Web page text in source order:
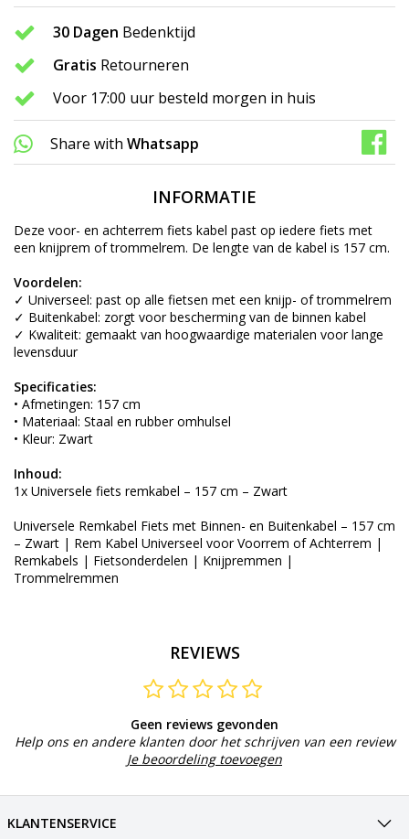
30 Dagen Bedenktijd
Gratis Retourneren
Voor 17:00 uur besteld morgen in huis
Share with Whatsapp
INFORMATIE
Deze voor- en achterrem fiets kabel past op iedere fiets met
een knijprem of trommelrem. De lengte van de kabel is 157 cm.
Voordelen:
✓ Universeel: past op alle fietsen met een knijp- of trommelrem
✓ Buitenkabel: zorgt voor bescherming van de binnen kabel
✓ Kwaliteit: gemaakt van hoogwaardige materialen voor lange
levensduur
Specificaties:
• Afmetingen: 157 cm
• Materiaal: Staal en rubber omhulsel
• Kleur: Zwart
Inhoud:
1x Universele fiets remkabel – 157 cm – Zwart
Universele Remkabel Fiets met Binnen- en Buitenkabel – 157 cm
– Zwart | Rem Kabel Universeel voor Voorrem of Achterrem |
Remkabels | Fietsonderdelen | Knijpremmen |
Trommelremmen
REVIEWS
Geen reviews gevonden
Help ons en andere klanten door het schrijven van een review
Je beoordeling toevoegen
KLANTENSERVICE